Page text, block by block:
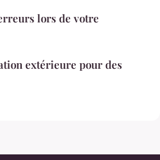
lors de votre
extérieure pour des